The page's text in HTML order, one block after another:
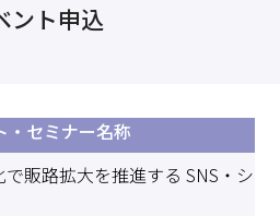
をしたい
1111（代表）
（土日祝休）
ント申込
・ セミナー名称
で販路拡大を推進する SNS・シ